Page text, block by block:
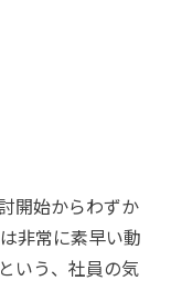
開始からわずか
非常に素早い動
いう、社員の気